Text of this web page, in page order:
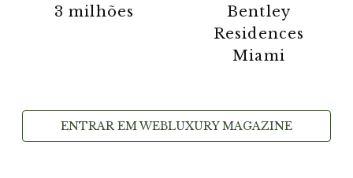
3 milhões
Bentley
Residences
Miami
ENTRAR EM WEBLUXURY MAGAZINE